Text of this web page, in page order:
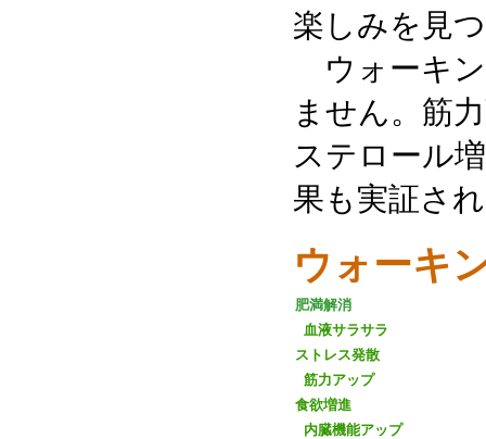
楽しみを見
ウォーキン
ません。筋
ステロール
果も実証さ
ウォーキ
肥満解消
血液サラサラ
ストレス発散
筋力アップ
食欲増進
内臓機能アップ